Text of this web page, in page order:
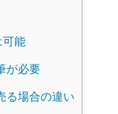
能
が必要
る場合の違い